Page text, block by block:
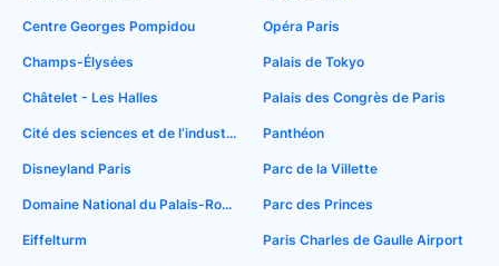
Centre Georges Pompidou
Champs-Élysées
Châtelet - Les Halles
Cité des sciences et de l’industrie
Disneyland Paris
Domaine National du Palais-Royal
Eiffelturm
Opéra Paris
Palais de Tokyo
Palais des Congrès de Paris
Panthéon
Parc de la Villette
Parc des Princes
Paris Charles de Gaulle Airport